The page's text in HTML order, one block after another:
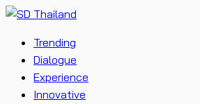
Trending
Dialogue
Experience
Innovative